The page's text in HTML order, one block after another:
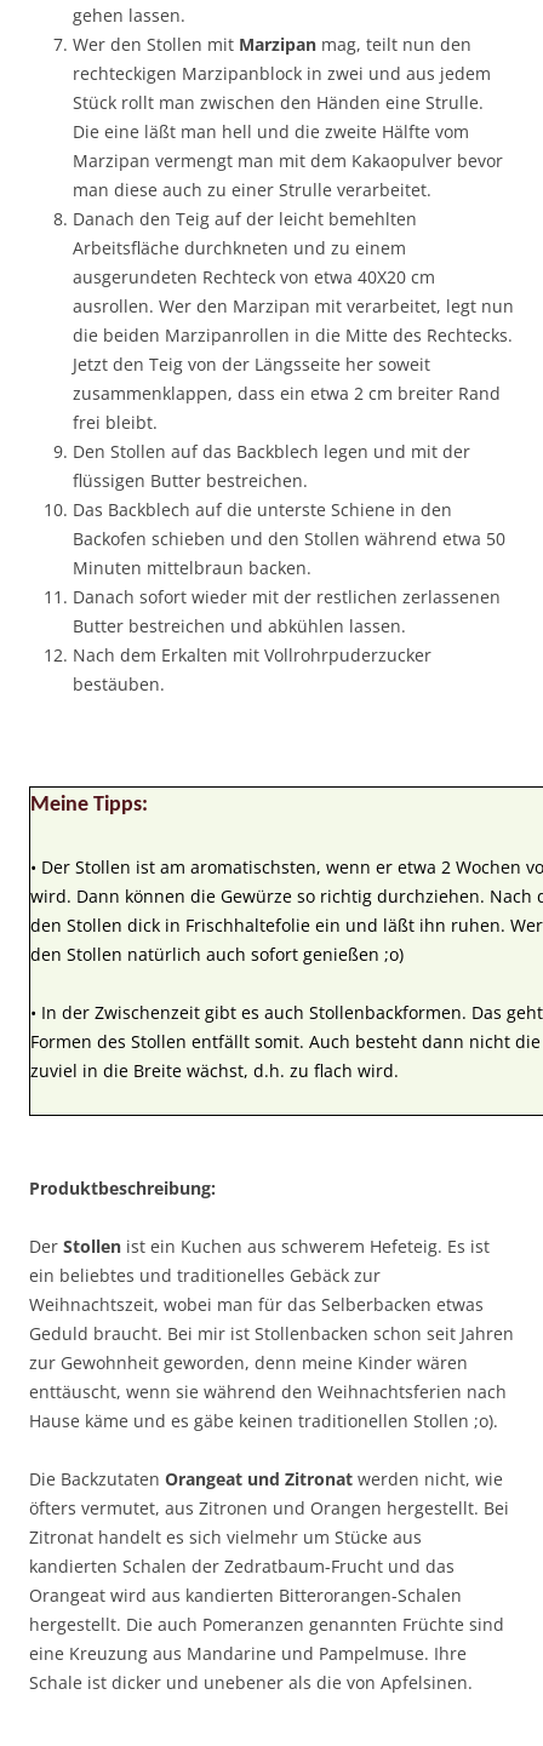
gehen lassen.
Wer den Stollen mit Marzipan mag, teilt nun den
rechteckigen Marzipanblock in zwei und aus jedem
Stück rollt man zwischen den Händen eine Strulle.
Die eine läßt man hell und die zweite Hälfte vom
Marzipan vermengt man mit dem Kakaopulver bevor
man diese auch zu einer Strulle verarbeitet.
Danach den Teig auf der leicht bemehlten
Arbeitsfläche durchkneten und zu einem
ausgerundeten Rechteck von etwa 40X20 cm
ausrollen. Wer den Marzipan mit verarbeitet, legt nun
die beiden Marzipanrollen in die Mitte des Rechtecks.
Jetzt den Teig von der Längsseite her soweit
zusammenklappen, dass ein etwa 2 cm breiter Rand
frei bleibt.
Den Stollen auf das Backblech legen und mit der
flüssigen Butter bestreichen.
Das Backblech auf die unterste Schiene in den
Backofen schieben und den Stollen während etwa 50
Minuten mittelbraun backen.
Danach sofort wieder mit der restlichen zerlassenen
Butter bestreichen und abkühlen lassen.
Nach dem Erkalten mit Vollrohrpuderzucker
bestäuben.
Meine Tipps:
• Der Stollen ist am aromatischsten, wenn er etwa 2 Wochen
wird. Dann können die Gewürze so richtig durchziehen. Nach
den Stollen dick in Frischhaltefolie ein und läßt ihn ruhen.
den Stollen natürlich auch sofort genießen ;o)
• In der Zwischenzeit gibt es auch Stollenbackformen. Das
Formen des Stollen entfällt somit. Auch besteht dann nicht
zuviel in die Breite wächst, d.h. zu flach wird.
Produktbeschreibung:
Der Stollen ist ein Kuchen aus schwerem Hefeteig. Es ist
ein beliebtes und traditionelles Gebäck zur
Weihnachtszeit, wobei man für das Selberbacken etwas
Geduld braucht. Bei mir ist Stollenbacken schon seit Jahren
zur Gewohnheit geworden, denn meine Kinder wären
enttäuscht, wenn sie während den Weihnachtsferien nach
Hause käme und es gäbe keinen traditionellen Stollen ;o).
Die Backzutaten Orangeat und Zitronat werden nicht, wie
öfters vermutet, aus Zitronen und Orangen hergestellt. Bei
Zitronat handelt es sich vielmehr um Stücke aus
kandierten Schalen der Zedratbaum-Frucht und das
Orangeat wird aus kandierten Bitterorangen-Schalen
hergestellt. Die auch Pomeranzen genannten Früchte sind
eine Kreuzung aus Mandarine und Pampelmuse. Ihre
Schale ist dicker und unebener als die von Apfelsinen.